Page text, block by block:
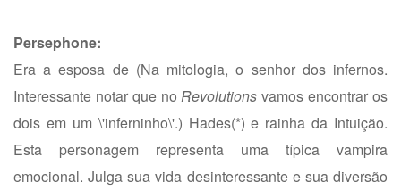
Persephone:
Era a esposa de (Na mitologia, o senhor dos infernos.
Interessante notar que noRevolutions vamos encontrar os
dois em um \'inferninho\'.) Hades(*) e rainha da Intuição.
Esta personagem representa uma típica vampira
emocional. Julga sua vida desinteressante e sua diversão